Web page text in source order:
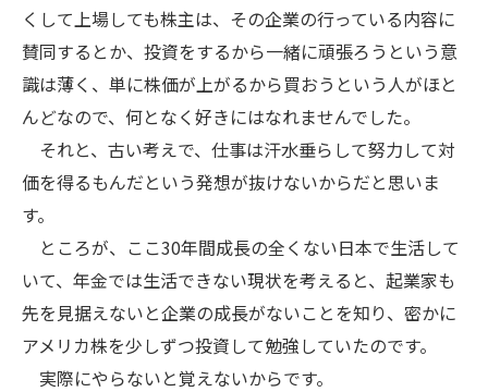
くして上場しても株主は、その企業の行っている内容に
賛同するとか、投資をするから一緒に頑張ろうという意
識は薄く、単に株価が上がるから買おうという人がほと
んどなので、何となく好きにはなれませんでした。
それと、古い考えで、仕事は汗水垂らして努力して対
価を得るもんだという発想が抜けないからだと思いま
す。
ところが、ここ30年間成長の全くない日本で生活して
いて、年金では生活できない現状を考えると、起業家も
先を見据えないと企業の成長がないことを知り、密かに
アメリカ株を少しずつ投資して勉強していたのです。
実際にやらないと覚えないからです。